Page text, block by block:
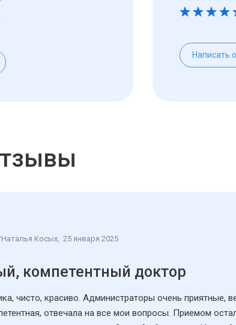
Написать
Наталья Косых, 25 января 2025
компетентный доктор
чисто, красиво. Администраторы очень
отвечала на все мои вопросы. Приемом